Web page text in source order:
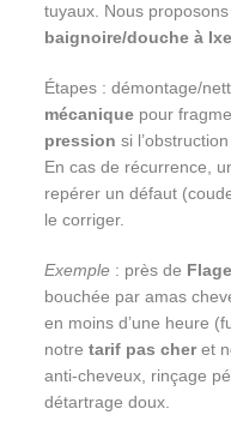
tuyaux. Nous
baignoire/douche à
Étapes : démontage/
mécanique pour
pression si
En cas de récurrence,
repérer un défaut
le corriger.
Exemple : près de
bouchée par amas
en moins d’une heure
notretarif pas cheret
anti-cheveux, rinçage
détartrage doux.